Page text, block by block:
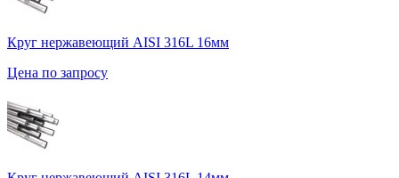
Круг нержавеющий AISI 316L 16мм
Цена по запросу